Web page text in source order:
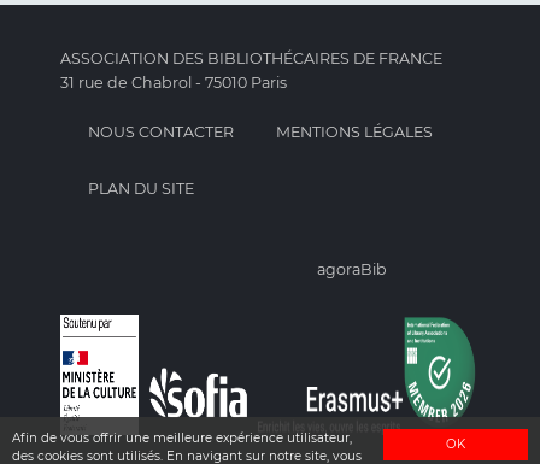
OK
Afin de vous offrir une meilleure expérience utilisateur,
des cookies sont utilisés. En navigant sur notre site, vous
ASSOCIATION DES BIBLIOTHÉCAIRES DE FRANCE
31 rue de Chabrol - 75010 Paris
NOUS CONTACTER MENTIONS LÉGALES
PLAN DU SITE
agoraBib